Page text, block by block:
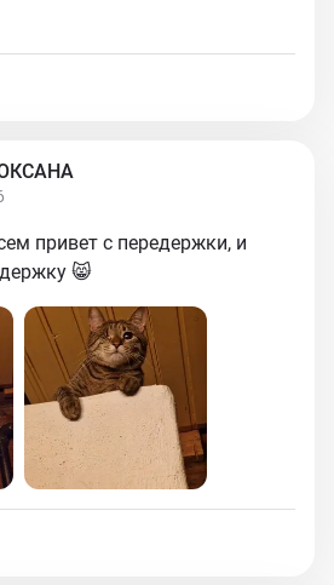
привет с передержки, и
😸